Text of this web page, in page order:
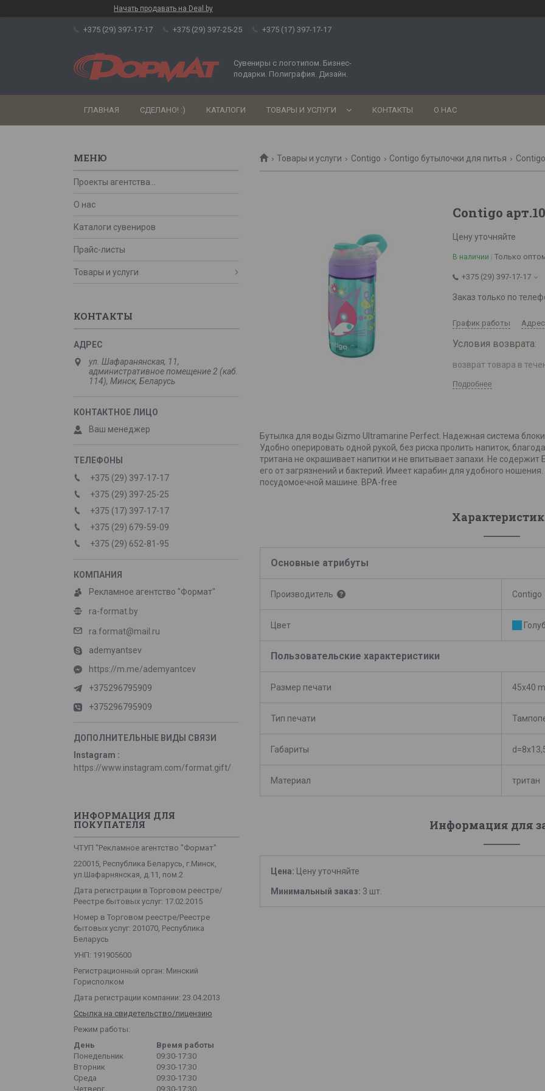
Начать продавать на Deal.by
+375 (29) 397-17-17 +375 (29) 397-25-25 +375 (17) 397-17-17
Сувениры с логотипом. Бизнес-
подарки. Полиграфия. Дизайн.
ГЛАВНАЯ СДЕЛАНО! :) КАТАЛОГИ ТОВАРЫ И УСЛУГИ КОНТАКТЫ О НАС
Товары и услуги Contigo Contigo бутылочки для питья
Contigo
Цену уточняйте
В наличии Только
+375 (29) 397-17-17
Заказ только по
График работы
возврат товара в
Подробнее
Бутылка для воды Gizmo Ultramarine Perfect. Надежная система
Удобно оперировать одной рукой, без риска пролить напиток,
тритана не окрашивает напитки и не впитывает запахи. Не
его от загрязнений и бактерий. Имеет карабин для удобного
посудомоечной машине. BPA-free
Основные атрибуты
Производитель Contigo
Цвет
Пользовательские характеристики
Размер печати 45x40
Тип печати
Габариты
Материал тритан
Информация для
Цена: Цену уточняйте
Минимальный заказ: 3 шт.
Проекты агентства...
О нас
Каталоги сувениров
Прайс-листы
Товары и услуги
КОНТАКТЫ
ул. Шафаранянская, 11,
административное помещение 2 (каб.
114), Минск, Беларусь
Ваш менеджер
+375 (29) 397-17-17
+375 (29) 397-25-25
+375 (17) 397-17-17
+375 (29) 679-59-09
+375 (29) 652-81-95
Рекламное агентство "Формат"
ra-format.by
ra.format@mail.ru
ademyantsev
https://m.me/ademyantcev
+375296795909
+375296795909
Instagram
https://www.instagram.com/format.gift/
ИНФОРМАЦИЯ ДЛЯ
ПОКУПАТЕЛЯ
ЧТУП "Рекламное агентство "Формат"
220015, Республика Беларусь, г.Минск,
ул.Шафарнянская, д.11, пом.2
Дата регистрации в Торговом реестре/
Реестре бытовых услуг: 17.02.2015
Номер в Торговом реестре/Реестре
бытовых услуг: 201070, Республика
Беларусь
УНП: 191905600
Регистрационный орган: Минский
Горисполком
Дата регистрации компании: 23.04.2013
Ссылка на свидетельство/лицензию
Режим работы:
День
Время работы
Понедельник
09:30-17:30
Вторник
09:30-17:30
Среда
09:30-17:30
Четверг
09:30-17:30